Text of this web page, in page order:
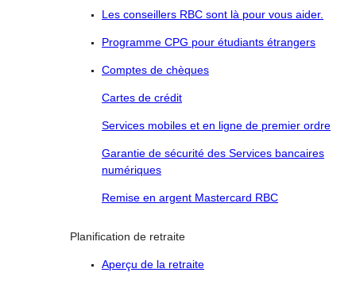
Les conseillers RBC sont là pour vous aider.
Programme CPG pour étudiants étrangers
Comptes de chèques
Cartes de crédit
Services mobiles et en ligne de premier ordre
Garantie de sécurité des Services bancaires
numériques
Remise en argent Mastercard RBC
Planification de retraite
Aperçu de la retraite